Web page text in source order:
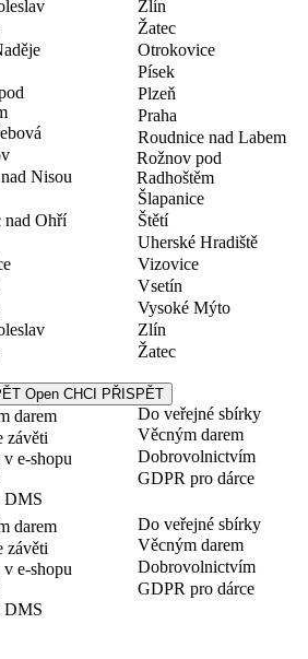
Zlín
Žatec
Nisou
nad Ohří
Otrokovice
Písek
Plzeň
Praha
Roudnice nad Labem
Rožnov pod
Radhoštěm
Šlapanice
Štětí
Uherské Hradiště
Vizovice
Vsetín
Vysoké Mýto
Zlín
Žatec
Open CHCI PŘISPĚT
darem
závěti
e-shopu
DMS
Do veřejné sbírky
Věcným darem
Dobrovolnictvím
GDPR pro dárce
darem
závěti
e-shopu
DMS
Do veřejné sbírky
Věcným darem
Dobrovolnictvím
GDPR pro dárce